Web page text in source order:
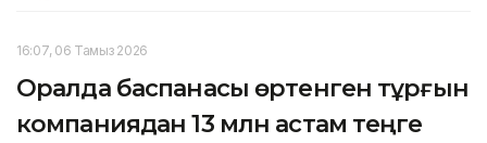
16:07, 06 Тамыз 2026
Оралда баспанасы өртенген тұрғын
компаниядан 13 млн астам теңге